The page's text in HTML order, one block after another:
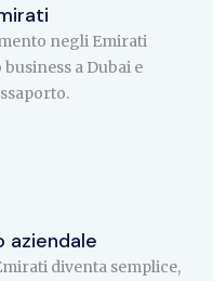
negli Emirati
a Dubai e
aziendale
diventa semplice,